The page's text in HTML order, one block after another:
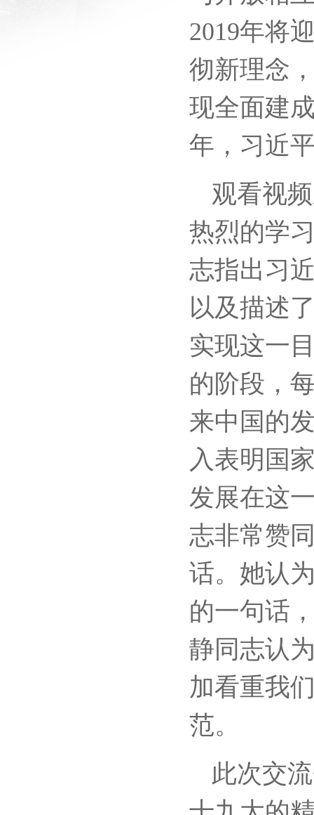
2019年将
彻新理念
现全面建
年，习近
观看视
热烈的学
志指出习
以及描述
实现这一
的阶段，
来中国的
入表明国
发展在这
志非常赞
话。她认
的一句话
静同志认
加看重我
范。
此次交